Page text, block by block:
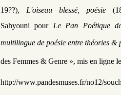
19??), L'oiseau blessé, poésie
Sahyouni pour
Le Pan Poétique
multilingue de poésie entre théories &
des Femmes & Genre », mis en ligne
http://www.pandesmuses.fr/no12/